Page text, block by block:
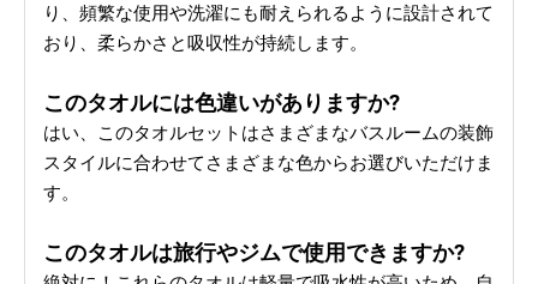
り、頻繁な使用や洗濯にも耐えられるように設計されて
おり、柔らかさと吸収性が持続します。
このタオルには色違いがありますか?
はい、このタオルセットはさまざまなバスルームの装飾
スタイルに合わせてさまざまな色からお選びいただけま
す。
このタオルは旅行やジムで使用できますか?